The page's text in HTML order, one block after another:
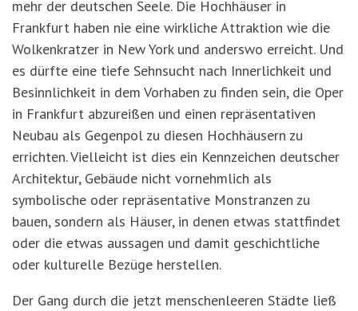
mehr der deutschen Seele. Die Hochhäuser in
Frankfurt haben nie eine wirkliche Attraktion wie die
Wolkenkratzer in New York und anderswo erreicht. Und
es dürfte eine tiefe Sehnsucht nach Innerlichkeit und
Besinnlichkeit in dem Vorhaben zu finden sein, die Oper
in Frankfurt abzureißen und einen repräsentativen
Neubau als Gegenpol zu diesen Hochhäusern zu
errichten. Vielleicht ist dies ein Kennzeichen deutscher
Architektur, Gebäude nicht vornehmlich als
symbolische oder repräsentative Monstranzen zu
bauen, sondern als Häuser, in denen etwas stattfindet
oder die etwas aussagen und damit geschichtliche
oder kulturelle Bezüge herstellen.
Der Gang durch die jetzt menschenleeren Städte ließ